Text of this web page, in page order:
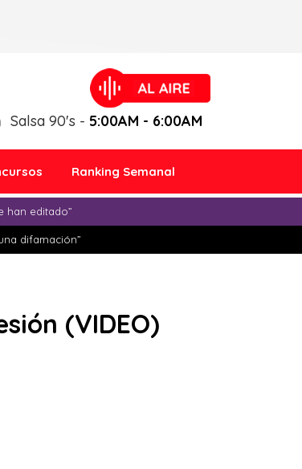
Salsa 90's - 5:00AM - 6:00AM
Ranking Semanal
han editado”
difamación”
(VIDEO)